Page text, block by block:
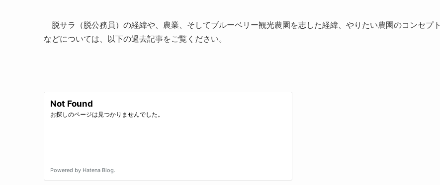
脱サラ（脱公務員）の経緯や、農業、そしてブルーベリー観光農園を志した経緯、やりたい農園のコンセプト
などについては、以下の過去記事をご覧ください。